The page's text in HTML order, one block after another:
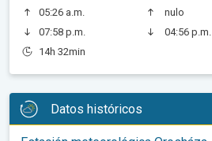
05:26 a.m.
07:58 p.m.
14h 32min
nulo
04:56 p.m.
Datos históricos